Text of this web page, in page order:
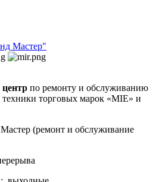
по ремонту и обслуживанию
торговых марок «MIE» и
(ремонт и обслуживание